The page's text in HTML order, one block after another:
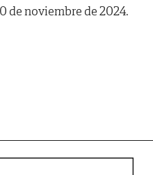
de noviembre de 2024.